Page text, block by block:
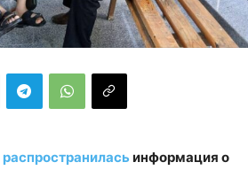
распространилась информация о